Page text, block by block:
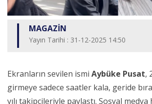
MAGAZİN
Yayın Tarihi : 31-12-2025 14:50
Ekranların sevilen ismi Aybüke Pusat,
girmeye sadece saatler kala, geride
yılı takipçileriyle paylaştı. Sosyal medya